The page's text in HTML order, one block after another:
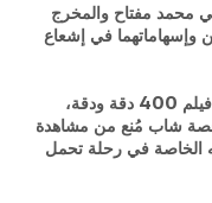
محمد مفتاح والمخرج
وإسهاماتهما في إشعاع
وشهد اليوم الأول من هذه التظاهرة عرض فيلم 400 دقة ودقة،
شاب مُنع من مشاهدة
الخاصة في رحلة تحمل